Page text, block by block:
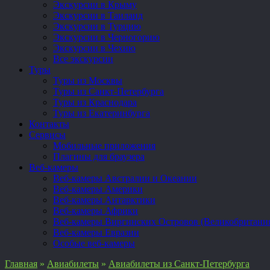
Экскурсии в Крыму
Экскурсии в Таиланд
Экскурсии в Турцию
Экскурсии в Черногорию
Экскурсии в Чехию
Все экскурсии
Туры
Туры из Москвы
Туры из Санкт-Петербурга
Туры из Краснодара
Туры из Екатеринбурга
Контакты
Сервисы
Мобильные приложения
Плагины для браузера
Веб-камеры
Веб-камеры Австралии и Океании
Веб-камеры Америки
Веб-камеры Антарктики
Веб-камеры Африки
Веб-камеры Виргинских Островов
Веб-камеры Евразии
Особые веб-камеры
Главная » Авиабилеты » Авиабилеты из Санкт-Петербурга